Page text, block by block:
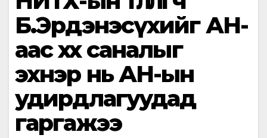
Б.Эрдэнэсүхийг АН-
аас хөөх саналыг
эхнэр нь АН-ын
удирдлагуудад
гаргажээ